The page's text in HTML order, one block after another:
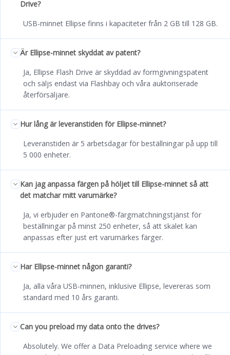
Drive?
USB-minnet Ellipse finns i kapaciteter från 2 GB till 128 GB.
Är Ellipse-minnet skyddat av patent?
Ja, Ellipse Flash Drive är skyddad av formgivningspatent
och säljs endast via Flashbay och våra auktoriserade
återförsäljare.
Hur lång är leveranstiden för Ellipse-minnet?
Leveranstiden är 5 arbetsdagar för beställningar på upp till
5 000 enheter.
Kan jag anpassa färgen på höljet till Ellipse-minnet så att
det matchar mitt varumärke?
Ja, vi erbjuder en Pantone®-färgmatchningstjänst för
beställningar på minst 250 enheter, så att skalet kan
anpassas efter just ert varumärkes färger.
Har Ellipse-minnet någon garanti?
Ja, alla våra USB-minnen, inklusive Ellipse, levereras som
standard med 10 års garanti.
Can you preload my data onto the drives?
Absolutely. We offer a Data Preloading service where we